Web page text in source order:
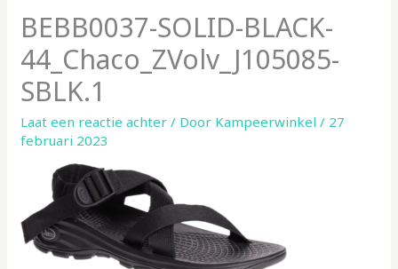
BEBB0037-SOLID-BLACK-
44_Chaco_ZVolv_J105085-
SBLK.1
Laat een reactie achter / Door Kampeerwinkel/ 27
februari 2023